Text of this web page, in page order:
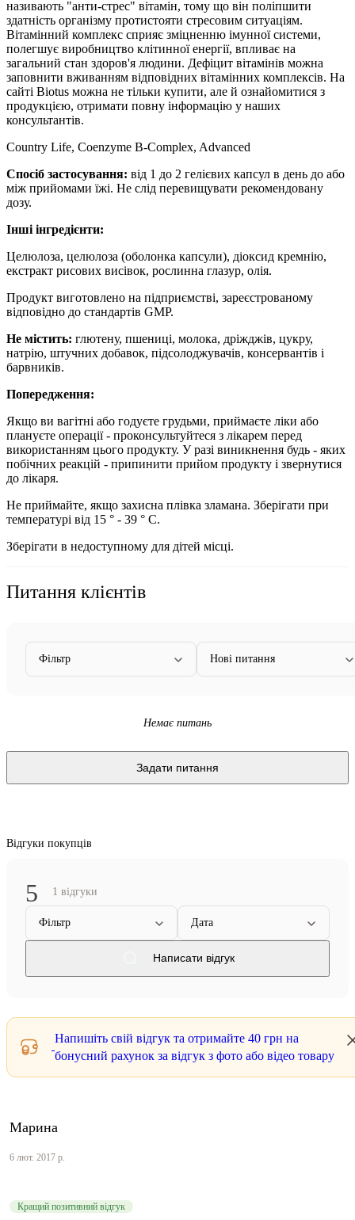
називають "анти-стрес" вітамін, тому що він поліпшити
здатність організму протистояти стресовим ситуаціям.
Вітамінний комплекс сприяє зміцненню імунної системи,
полегшує виробництво клітинної енергії, впливає на
загальний стан здоров'я людини. Дефіцит вітамінів можна
заповнити вживанням відповідних вітамінних комплексів. На
сайті Biotus можна не тільки купити, але й ознайомитися з
продукцією, отримати повну інформацію у наших
консультантів.
Country Life, Coenzyme B-Complex, Advanced
Спосіб застосування: від 1 до 2 гелієвих капсул в день до або
між прийомами їжі. Не слід перевищувати рекомендовану
дозу.
Інші інгредієнти:
Целюлоза, целюлоза (оболонка капсули), діоксид кремнію,
екстракт рисових висівок, рослинна глазур, олія.
Продукт виготовлено на підприємстві, зареєстрованому
відповідно до стандартів GMP.
Не містить: глютену, пшениці, молока, дріжджів, цукру,
натрію, штучних добавок, підсолоджувачів, консервантів і
барвників.
Попередження:
Якщо ви вагітні або годуєте грудьми, приймаєте ліки або
плануєте операції - проконсультуйтеся з лікарем перед
використанням цього продукту. У разі виникнення будь - яких
побічних реакцій - припинити прийом продукту і звернутися
до лікаря.
Не приймайте, якщо захисна плівка зламана. Зберігати при
температурі від 15 ° - 39 ° С.
Зберігати в недоступному для дітей місці.
Питання клієнтів
Фільтр Нові питання
Немає питань
Задати питання
Відгуки покупців
5 1 відгуки
Фільтр Дата
Написати відгук
Напишіть свій відгук та отримайте 40 грн на
бонусний рахунок за відгук з фото або відео товару
Марина
6 лют. 2017 р.
Кращий позитивний відгук